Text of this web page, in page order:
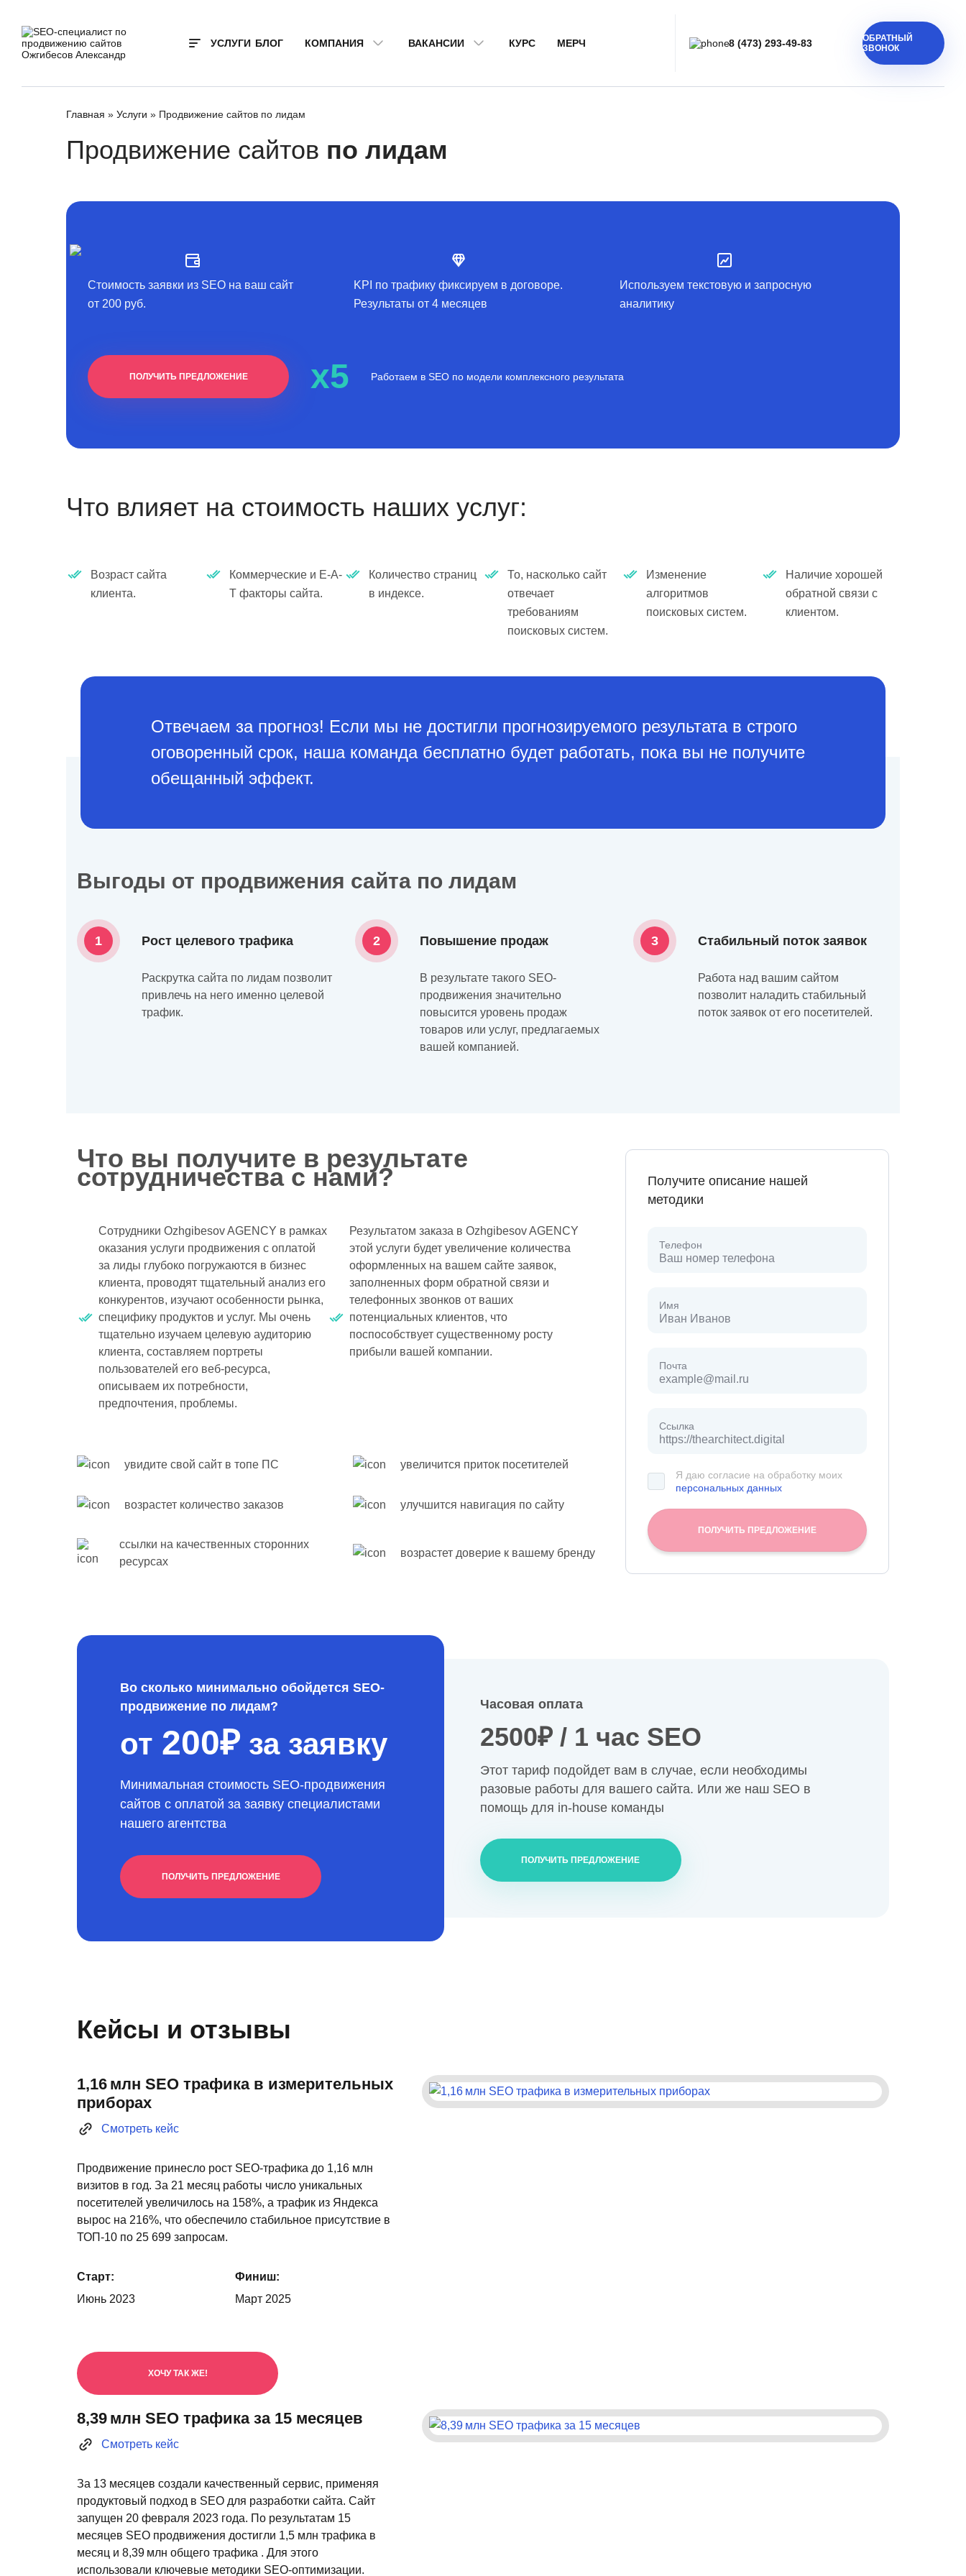
УСЛУГИ БЛОГ КОМПАНИЯ ВАКАНСИИ КУРС МЕРЧ 8 (473) 293-49-83
ОБРАТНЫЙ
ЗВОНОК
Главная » Услуги » Продвижение сайтов по лидам
Продвижение сайтов по лидам
Стоимость заявки из SEO на ваш сайт
от 200 руб.
KPI по трафику фиксируем в договоре.
Результаты от 4 месяцев
Используем текстовую и запросную
аналитику
ПОЛУЧИТЬ ПРЕДЛОЖЕНИЕ x5 Работаем в SEO по модели комплексного результата
Что влияет на стоимость наших услуг:
Возраст сайта
клиента.
Коммерческие и E-A-
T факторы сайта.
Количество страниц
в индексе.
То, насколько сайт
отвечает
требованиям
поисковых систем.
Изменение
алгоритмов
поисковых систем.
Наличие хорошей
обратной связи с
клиентом.
Отвечаем за прогноз! Если мы не достигли прогнозируемого результата в строго
оговоренный срок, наша команда бесплатно будет работать, пока вы не получите
обещанный эффект.
Выгоды от продвижения сайта по лидам
1 Рост целевого трафика
Раскрутка сайта по лидам позволит
привлечь на него именно целевой
трафик.
2 Повышение продаж
В результате такого SEO-
продвижения значительно
повысится уровень продаж
товаров или услуг, предлагаемых
вашей компанией.
3 Стабильный поток заявок
Работа над вашим сайтом
позволит наладить стабильный
поток заявок от его посетителей.
Что вы получите в результате
сотрудничества с нами?
Сотрудники Ozhgibesov AGENCY в рамках
оказания услуги продвижения с оплатой
за лиды глубоко погружаются в бизнес
клиента, проводят тщательный анализ его
конкурентов, изучают особенности рынка,
специфику продуктов и услуг. Мы очень
тщательно изучаем целевую аудиторию
клиента, составляем портреты
пользователей его веб-ресурса,
описываем их потребности,
предпочтения, проблемы.
Результатом заказа в Ozhgibesov AGENCY
этой услуги будет увеличение количества
оформленных на вашем сайте заявок,
заполненных форм обратной связи и
телефонных звонков от ваших
потенциальных клиентов, что
поспособствует существенному росту
прибыли вашей компании.
увидите свой сайт в топе ПС увеличится приток посетителей
возрастет количество заказов улучшится навигация по сайту
ссылки на качественных сторонних
ресурсах
возрастет доверие к вашему бренду
Получите описание нашей
методики
Телефон
Имя
Почта
Ссылка
Я даю согласие на обработку моих
персональных данных
Во сколько минимально обойдется SEO-
продвижение по лидам?
от 200₽ за заявку
Минимальная стоимость SEO-продвижения
сайтов с оплатой за заявку специалистами
нашего агентства
ПОЛУЧИТЬ ПРЕДЛОЖЕНИЕ
Часовая оплата
2500₽ / 1 час SEO
Этот тариф подойдет вам в случае, если необходимы
разовые работы для вашего сайта. Или же наш SEO в
помощь для in-house команды
ПОЛУЧИТЬ ПРЕДЛОЖЕНИЕ
Кейсы и отзывы
1,16 млн SEO трафика в измерительных
приборах
Смотреть кейс
Продвижение принесло рост SEO-трафика до 1,16 млн
визитов в год. За 21 месяц работы число уникальных
посетителей увеличилось на 158%, а трафик из Яндекса
вырос на 216%, что обеспечило стабильное присутствие в
ТОП-10 по 25 699 запросам.
Старт:
Июнь 2023
Финиш:
Март 2025
ХОЧУ ТАК ЖЕ!
8,39 млн SEO трафика за 15 месяцев
Смотреть кейс
За 13 месяцев создали качественный сервис, применяя
продуктовый подход в SEO для разработки сайта. Сайт
запущен 20 февраля 2023 года. По результатам 15
месяцев SEO продвижения достигли 1,5 млн трафика в
месяц и 8,39 млн общего трафика . Для этого
использовали ключевые методики SEO-оптимизации.